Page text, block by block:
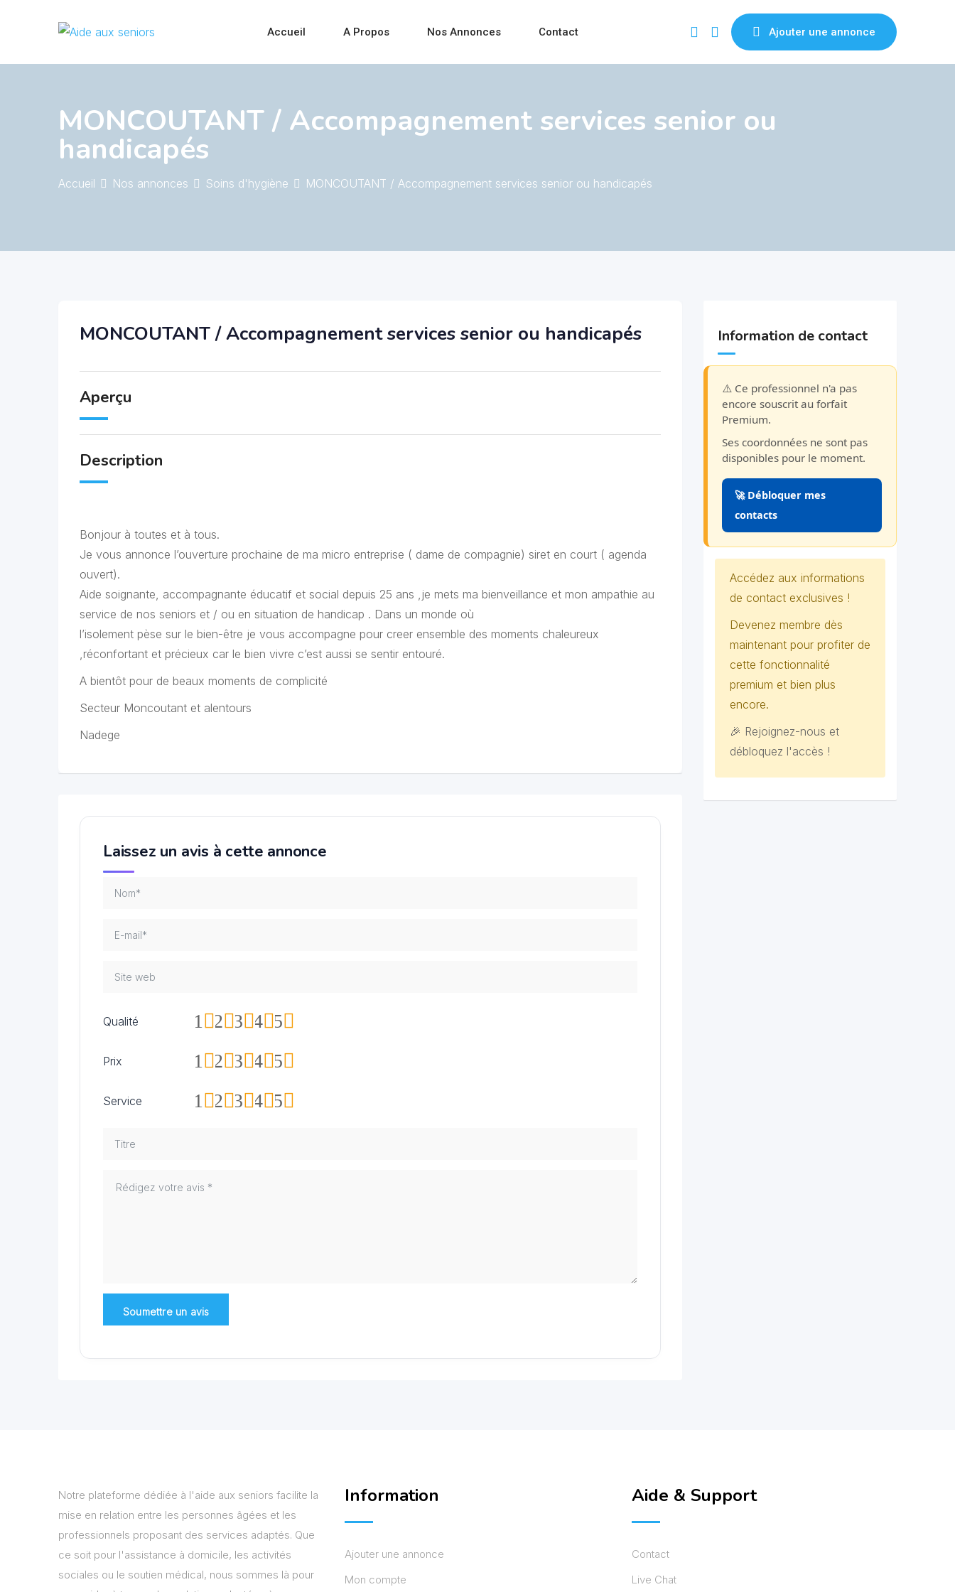
Accueil A Propos Nos Annonces Contact Ajouter une annonce
MONCOUTANT / Accompagnement services senior ou
handicapés
Accueil Nos annonces Soins d'hygiène MONCOUTANT / Accompagnement services senior ou handicapés
MONCOUTANT / Accompagnement services senior ou handicapés
Aperçu
Description
Bonjour à toutes et à tous.
Je vous annonce l’ouverture prochaine de ma micro entreprise ( dame de compagnie) siret en court ( agenda
ouvert).
Aide soignante, accompagnante éducatif et social depuis 25 ans ,je mets ma bienveillance et mon ampathie au
service de nos seniors et / ou en situation de handicap . Dans un monde où
l’isolement pèse sur le bien-être je vous accompagne pour creer ensemble des moments chaleureux
,réconfortant et précieux car le bien vivre c’est aussi se sentir entouré.
A bientôt pour de beaux moments de complicité
Secteur Moncoutant et alentours
Nadege
Laissez un avis à cette annonce
Qualité 5
4
3
2
1
Prix 5
4
3
2
1
Service 5
4
3
2
1
Information de contact
⚠️ Ce professionnel n'a pas
encore souscrit au forfait
Premium.
Ses coordonnées ne sont pas
disponibles pour le moment.
🚀 Débloquer mes
contacts
Accédez aux informations
de contact exclusives !
Devenez membre dès
maintenant pour profiter de
cette fonctionnalité
premium et bien plus
encore.
🎉 Rejoignez-nous et
débloquez l'accès !
Notre plateforme dédiée à l'aide aux seniors facilite la
mise en relation entre les personnes âgées et les
professionnels proposant des services adaptés. Que
ce soit pour l'assistance à domicile, les activités
sociales ou le soutien médical, nous sommes là pour
Information
Ajouter une annonce
Mon compte
Aide & Support
Contact
Live Chat